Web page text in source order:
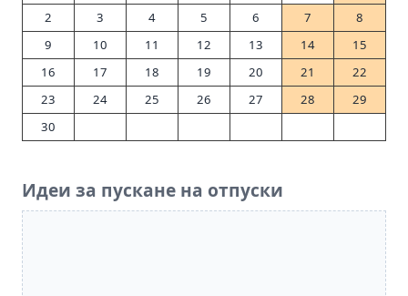
2
3 4 5 6 7
8
9
10 11 12 13 14
15
16
17 18 19 20 21
22
23
24 25 26 27 28
29
30
Идеи за пускане на отпуски